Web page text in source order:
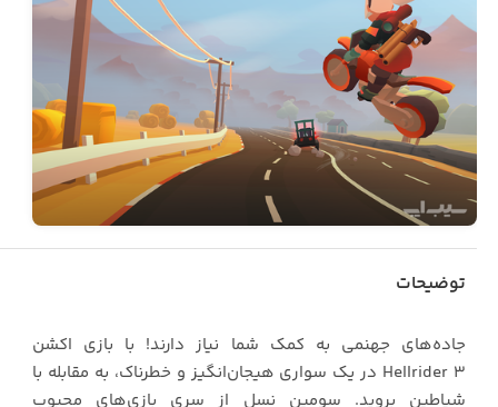
توضیحات
جاده‌های جهنمی به کمک شما نیاز دارند! با بازی اکشن
Hellrider 3 در یک سواری هیجان‌انگیز و خطرناک، به مقابله با
شیاطین بروید. سومین نسل از سری بازی‌های محبوب